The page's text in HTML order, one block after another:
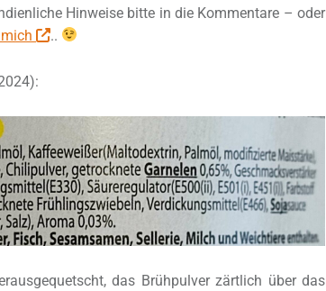
Hinweise bitte in die Kommentare – oder
mich
..
das Brühpulver zärtlich über das